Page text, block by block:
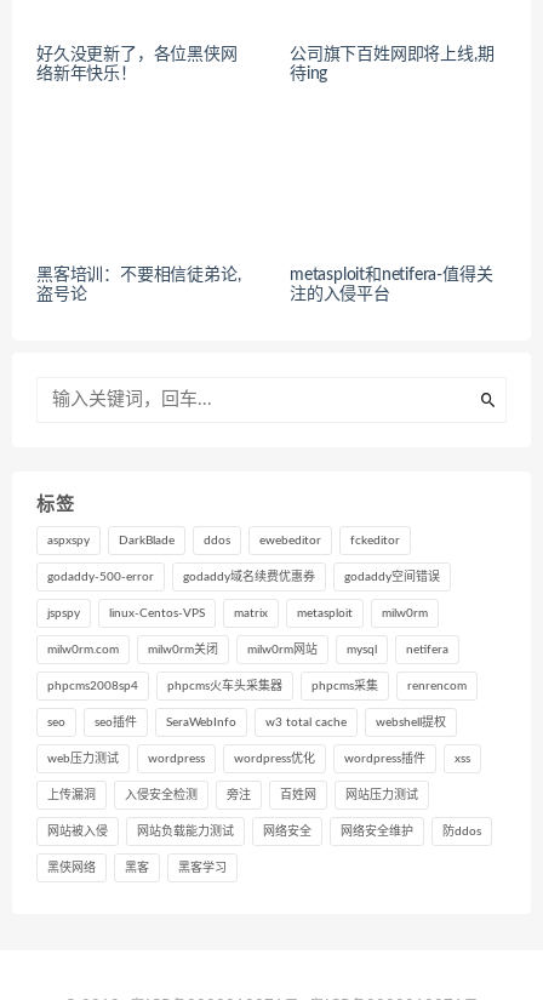
好久没更新了，各位黑侠网
络新年快乐！
公司旗下百姓网即将上线,期
待ing
黑客培训：不要相信徒弟论,
盗号论
metasploit和netifera-值得关
注的入侵平台
标签
aspxspy DarkBlade ddos ewebeditor fckeditor
godaddy-500-error godaddy域名续费优惠券 godaddy空间错误
jspspy linux-Centos-VPS matrix metasploit milw0rm
milw0rm.com milw0rm关闭 milw0rm网站 mysql netifera
phpcms2008sp4 phpcms火车头采集器 phpcms采集 renrencom
seo seo插件 SeraWebInfo w3 total cache webshell提权
web压力测试 wordpress wordpress优化 wordpress插件 xss
上传漏洞 入侵安全检测 旁注 百姓网 网站压力测试
网站被入侵 网站负载能力测试 网络安全 网络安全维护 防ddos
黑侠网络 黑客 黑客学习